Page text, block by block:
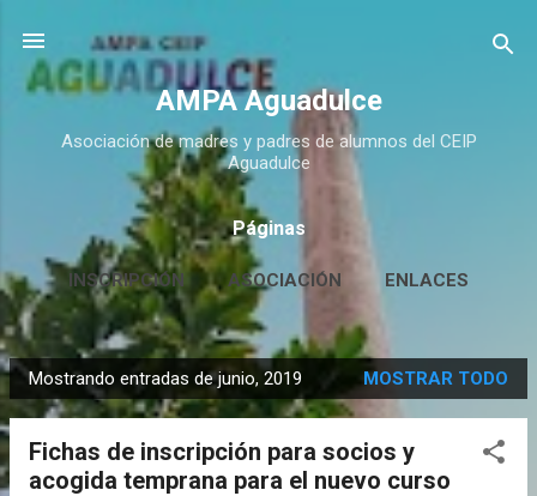
Ir al contenido principal
AMPA Aguadulce
Asociación de madres y padres de alumnos del CEIP
Aguadulce
Páginas
INSCRIPCIÓN ASOCIACIÓN ENLACES
CONTACTO MÁS… HUERTO ESCOLAR
E
n
Mostrando entradas de junio, 2019 MOSTRAR TODO
Fichas de inscripción para socios y
acogida temprana para el nuevo curso